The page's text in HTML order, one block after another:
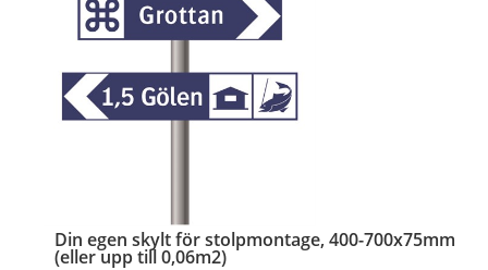
Din egen skylt för stolpmontage, 400-700x75mm
(eller upp till 0,06m2)